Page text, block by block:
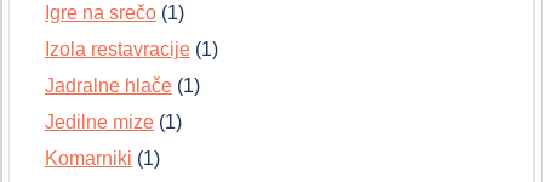
Igre na srečo (1)
Izola restavracije (1)
Jadralne hlače (1)
Jedilne mize (1)
Komarniki (1)